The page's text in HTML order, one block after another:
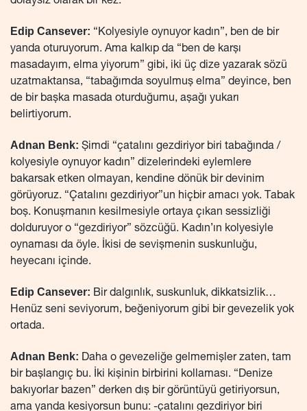
Edip Cansever: “Kolyesiyle oynuyor kadın”, ben de bir
yanda oturuyorum. Ama kalkıp da “ben de karşı
masadayım, elma yiyorum” gibi, iki üç dize yazarak sözü
uzatmaktansa, “tabağımda soyulmuş elma” deyince, ben
de bir başka masada oturduğumu, aşağı yukarı
belirtiyorum.
Adnan Benk: Şimdi “çatalını gezdiriyor biri tabağında /
kolyesiyle oynuyor kadın” dizelerindeki eylemlere
bakarsak etken olmayan, kendine dönük bir devinim
görüyoruz. “Çatalını gezdiriyor”un hiçbir amacı yok. Tabak
boş. Konuşmanın kesilmesiyle ortaya çıkan sessizliği
dolduruyor o “gezdiriyor” sözcüğü. Kadın’ın kolyesiyle
oynaması da öyle. İkisi de sevişmenin suskunluğu,
heyecanı içinde.
Edip Cansever: Bir dalgınlık, suskunluk, dikkatsizlik…
Henüz seni seviyorum, beğeniyorum gibi bir gevezelik yok
ortada.
Adnan Benk: Daha o gevezeliğe gelmemişler zaten, tam
bir başlangıç bu. İki kişinin birbirini kollaması. “Denize
bakıyorlar bazen” derken dış bir görüntüyü getiriyorsun,
ama yanda kesiyorsun bunu: -çatalını gezdiriyor biri